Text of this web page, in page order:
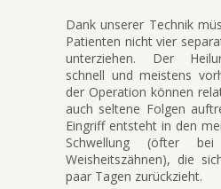
Dank unserer Technik
Patienten nicht vier
unterziehen. Der
schnell und meistens
der Operation können
auch seltene Folgen
Eingriff entsteht in den
Schwellung (öfter
Weisheitszähnen), die
paar Tagen zurückzieht.